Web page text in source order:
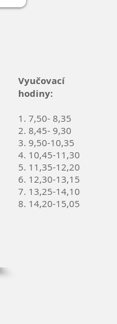
Vyučovací
hodiny:
1. 7,50- 8,35
2. 8,45- 9,30
3. 9,50-10,35
4. 10,45-11,30
5. 11,35-12,20
6. 12,30-13,15
7. 13,25-14,10
8. 14,20-15,05